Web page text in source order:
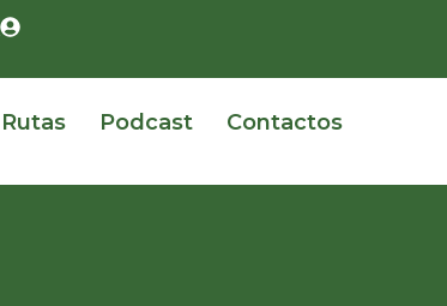
Rutas Podcast Contactos